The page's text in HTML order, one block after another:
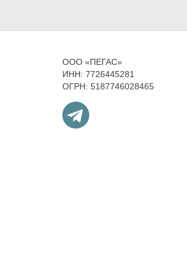
ООО «ПЕГАС»
ИНН: 7726445281
ОГРН: 5187746028465